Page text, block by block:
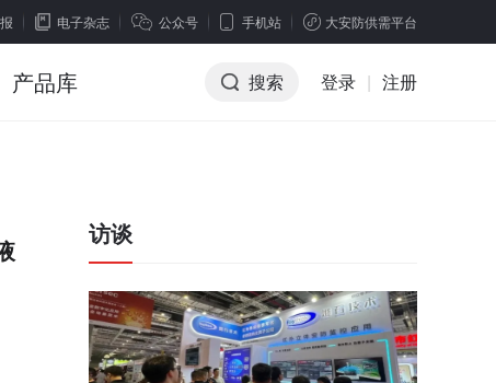
电子杂志 公众号 手机站 大安防供需平台
产品库 搜索 登录 | 注册
访谈